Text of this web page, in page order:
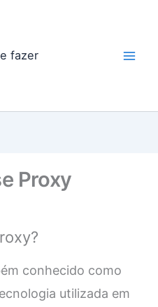
fazer
Proxy
conhecido como
utilizada em